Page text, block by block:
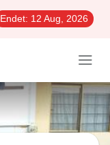
Endet: 12 Aug, 2026